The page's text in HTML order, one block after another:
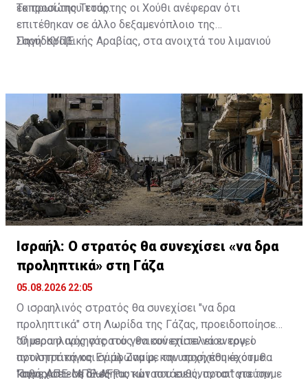
εκπροσώπου τους.
Το πρωί της Τετάρτης οι Χούθι ανέφεραν ότι
επιτέθηκαν σε άλλο δεξαμενόπλοιο της
Σαουδαραβικής Αραβίας, στα ανοιχτά του λιμανιού
Πηγή: ΚΥΠΕ
Ισραήλ: Ο στρατός θα συνεχίσει «να δρα
προληπτικά» στη Γάζα
05.08.2026 22:05
Ο ισραηλινός στρατός θα συνεχίσει "να δρα
προληπτικά" στη Λωρίδα της Γάζας, προειδοποίησε
σήμερα ο αρχηγός του γενικού επιτελείου του, ο
αντιστράτηγος Εγιάλ Ζαμίρ, και υποσχέθηκε ότι θα
"συνεχιστεί η δίωξη αυτών που ευθύνονται" για την
"Ο ισραηλινός στρατός θα συνεχίσει να ενεργεί
προληπτικά και σύμφωνα με την αρχή που έχουμε
καθορίσει: σε όλες τις καταστάσεις, προστατεύουμε
Πηγή: ΑΠΕ-ΜΠΕ-AFP